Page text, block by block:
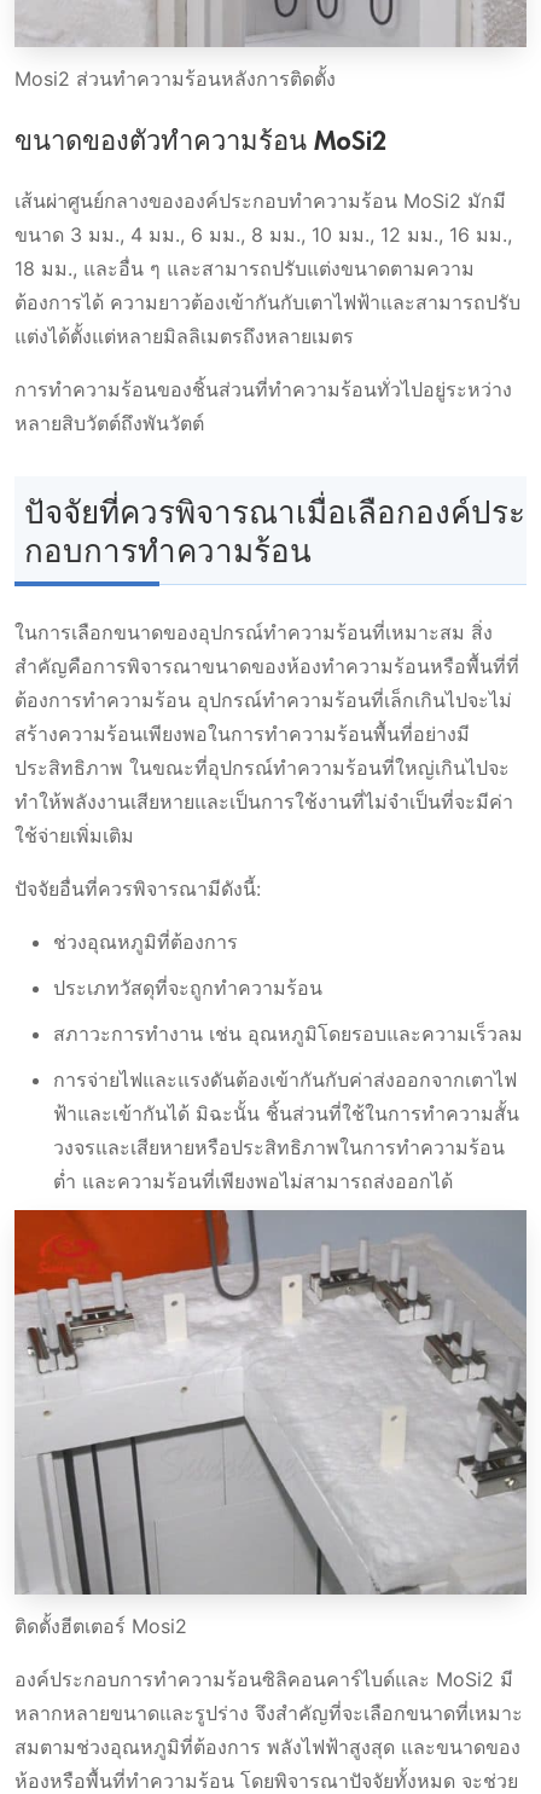
Mosi2 ส่วนทําความร้อนหลังการติดตั้ง
ขนาดของตัวทำความร้อน MoSi2
เส้นผ่าศูนย์กลางขององค์ประกอบทำความร้อน MoSi2 มักมี
ขนาด 3 มม., 4 มม., 6 มม., 8 มม., 10 มม., 12 มม., 16 มม.,
18 มม., และอื่น ๆ และสามารถปรับแต่งขนาดตามความ
ต้องการได้ ความยาวต้องเข้ากันกับเตาไฟฟ้าและสามารถปรับ
แต่งได้ตั้งแต่หลายมิลลิเมตรถึงหลายเมตร
การทำความร้อนของชิ้นส่วนที่ทำความร้อนทั่วไปอยู่ระหว่าง
หลายสิบวัตต์ถึงพันวัตต์
ปัจจัยที่ควรพิจารณาเมื่อเลือกองค์ประ
กอบการทําความร้อน
ในการเลือกขนาดของอุปกรณ์ทำความร้อนที่เหมาะสม สิ่ง
สำคัญคือการพิจารณาขนาดของห้องทำความร้อนหรือพื้นที่ที่
ต้องการทำความร้อน อุปกรณ์ทำความร้อนที่เล็กเกินไปจะไม่
สร้างความร้อนเพียงพอในการทำความร้อนพื้นที่อย่างมี
ประสิทธิภาพ ในขณะที่อุปกรณ์ทำความร้อนที่ใหญ่เกินไปจะ
ทำให้พลังงานเสียหายและเป็นการใช้งานที่ไม่จำเป็นที่จะมีค่า
ใช้จ่ายเพิ่มเติม
ปัจจัยอื่นที่ควรพิจารณามีดังนี้:
ช่วงอุณหภูมิที่ต้องการ
ประเภทวัสดุที่จะถูกทำความร้อน
สภาวะการทํางาน เช่น อุณหภูมิโดยรอบและความเร็วลม
การจ่ายไฟและแรงดันต้องเข้ากันกับค่าส่งออกจากเตาไฟ
ฟ้าและเข้ากันได้ มิฉะนั้น ชิ้นส่วนที่ใช้ในการทำความสั้น
วงจรและเสียหายหรือประสิทธิภาพในการทำความร้อน
ต่ำ และความร้อนที่เพียงพอไม่สามารถส่งออกได้
ติดตั้งฮีตเตอร์ Mosi2
องค์ประกอบการทําความร้อนซิลิคอนคาร์ไบด์และ MoSi2 มี
หลากหลายขนาดและรูปร่าง จึงสําคัญที่จะเลือกขนาดที่เหมาะ
สมตามช่วงอุณหภูมิที่ต้องการ พลังไฟฟ้าสูงสุด และขนาดของ
ห้องหรือพื้นที่ทําความร้อน โดยพิจารณาปัจจัยทั้งหมด จะช่วย